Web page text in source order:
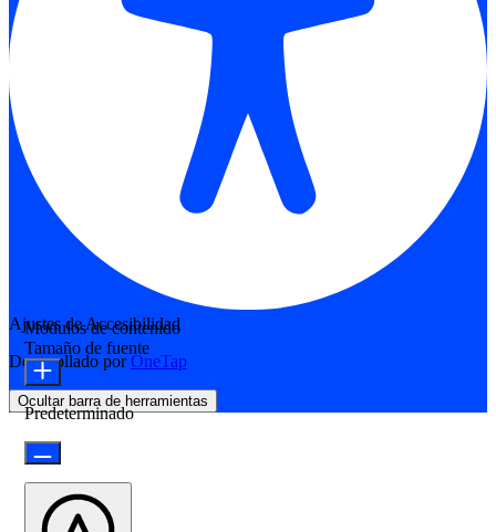
Ajustes de Accesibilidad
Desarrollado por OneTap
Ocultar barra de herramientas
Módulos de contenido
Tamaño de fuente
Predeterminado